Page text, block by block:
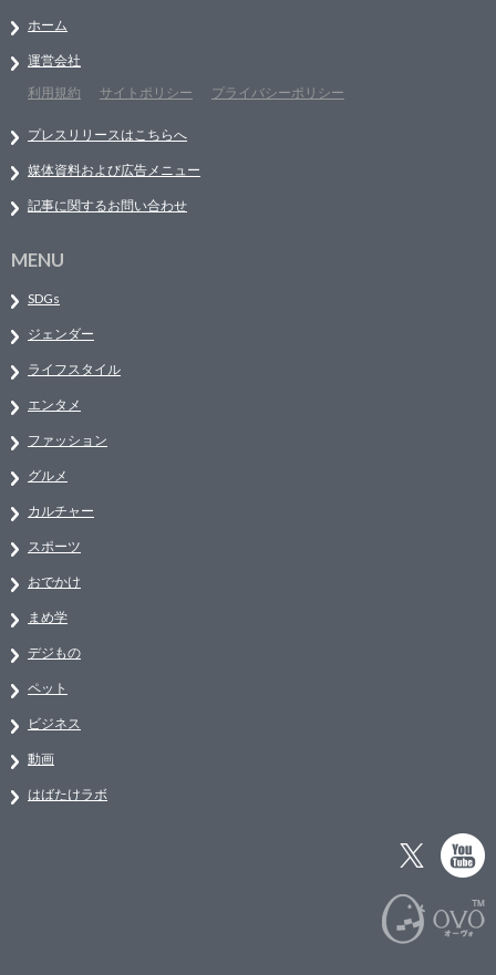
ホーム
運営会社
利用規約
サイトポリシー プライバシーポリシー
プレスリリースはこちらへ
媒体資料および広告メニュー
記事に関するお問い合わせ
MENU
SDGs
ジェンダー
ライフスタイル
エンタメ
ファッション
グルメ
カルチャー
スポーツ
おでかけ
まめ学
デジもの
ペット
ビジネス
動画
はばたけラボ